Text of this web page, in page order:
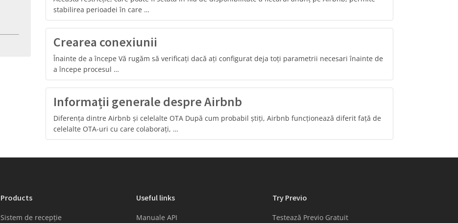
stabilirea perioadei în care …
Crearea conexiunii
Înainte de a începe Vă rugăm să verificați dacă ați configurat deja toți parametrii necesari înainte de
a începe procesul …
Informații generale despre Airbnb
Diferența dintre Airbnb și celelalte OTA După cum probabil știți, Airbnb funcționează diferit față de
celelalte OTA-uri cu care colaborați, …
Products
Sistem de recepție
Useful links
Manuale API
Try Previo
Testează Previo Gratuit